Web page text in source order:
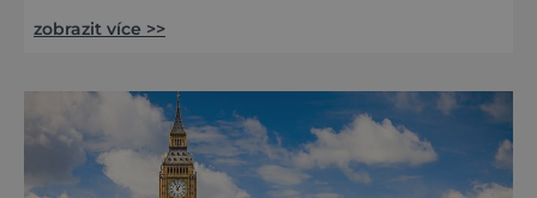
jakési mumlání, z nedaleké chodby čísi
totiž údajně straší. Stavbu londýnského
divadla Drury Lane dotoval bohatý herec a
divadelník ze 17. století jménem Thomas
zobrazit více >>